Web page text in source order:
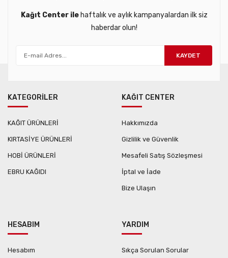
Kağıt Center ilehaftalık ve aylık kampanyalardan ilk siz
haberdar olun!
KAYDET
KATEGORİLER
KAĞIT ÜRÜNLERİ
KIRTASİYE ÜRÜNLERİ
HOBİ ÜRÜNLERİ
EBRU KAĞIDI
KAĞIT CENTER
Hakkımızda
Gizlilik ve Güvenlik
Mesafeli Satış Sözleşmesi
İptal ve İade
Bize Ulaşın
HESABIM
Hesabım
YARDIM
Sıkça Sorulan Sorular